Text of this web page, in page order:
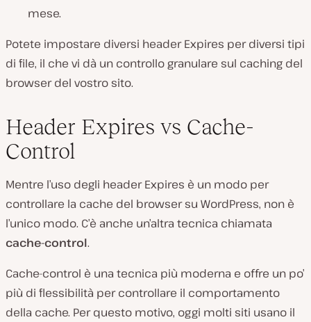
mese.
Potete impostare diversi header Expires per diversi tipi
di file, il che vi dà un controllo granulare sul caching del
browser del vostro sito.
Header Expires vs Cache-
Control
Mentre l’uso degli header Expires è un modo per
controllare la cache del browser su WordPress, non è
l’unico modo. C’è anche un’altra tecnica chiamata
cache-control.
Cache-control è una tecnica più moderna e offre un po’
più di flessibilità per controllare il comportamento
della cache. Per questo motivo, oggi molti siti usano il